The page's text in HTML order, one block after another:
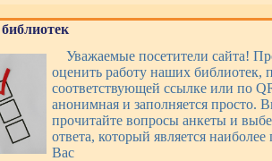
Уважаемые посетители сайта!
оценить работу наших библиотек,
соответствующей ссылке или по
анонимная и заполняется просто.
прочитайте вопросы анкеты и
ответа, который является
Вас